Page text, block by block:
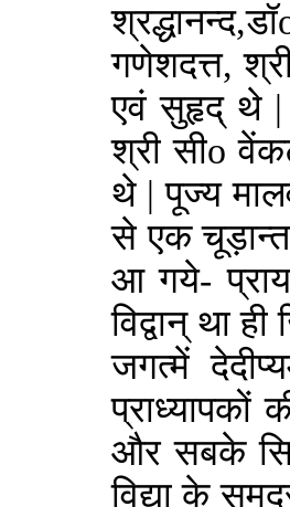
गणेशदत्त,
एवं सुहृद् थे |
श्री सीo
थे | पूज्य
से एक चूड़ान्त
आ गये- प्राय:
विद्वान् था
जगत्में
और सबके
विद्या के